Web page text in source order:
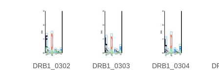
DRB1_0302 DRB1_0303 DRB1_0304